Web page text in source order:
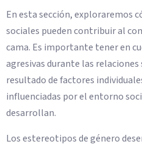
En esta sección, exploraremos
sociales pueden contribuir al
cama. Es importante tener en
agresivas durante las relaciones
resultado de factores
influenciadas por el entorno
desarrollan.
Los estereotipos de género